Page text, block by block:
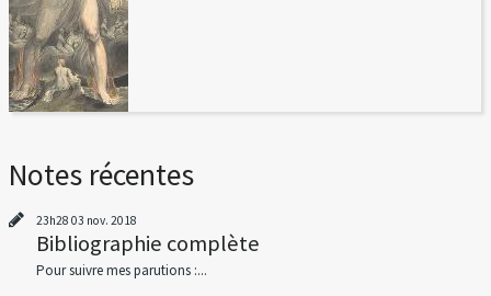
Notes récentes
23h28 03 nov. 2018
Bibliographie complète
Pour suivre mes parutions :...